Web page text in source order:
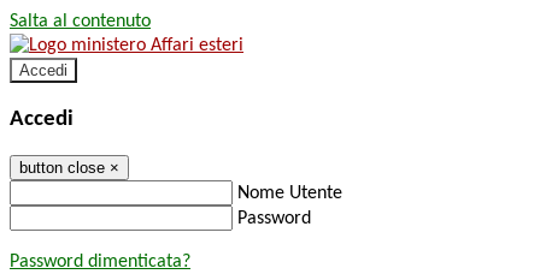
Salta al contenuto
Accedi
Accedi
button close ×
Nome Utente
Password
Password dimenticata?